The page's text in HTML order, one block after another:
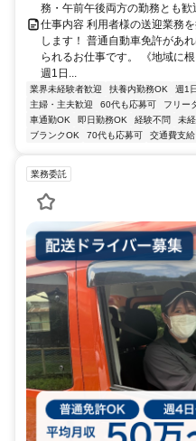
務・午前午後両方の勤務とも歓
仕事内容 利用者様の送迎業務
します！ 普通自動車免許があ
られるお仕事です。 《地域に
週1日...
業界未経験者歓迎 扶養内勤務OK 週1
主婦・主夫歓迎
60代も応募可 フリー
車通勤OK
即日勤務OK 経験不問 未
ブランクOK
70代も応募可 交通費支給
業務委託